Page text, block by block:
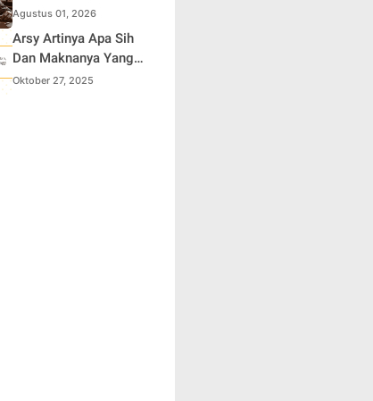
Panjang bagi Penulis
Buku
Agustus 01, 2026
Arsy Artinya Apa Sih
Dan Maknanya Yang
Mendalam
Oktober 27, 2025